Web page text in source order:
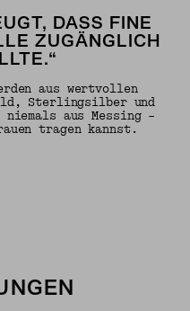
DASS FINE
ZUGÄNGLICH
aus wertvollen
Sterlingsilber und
aus Messing –
tragen kannst.